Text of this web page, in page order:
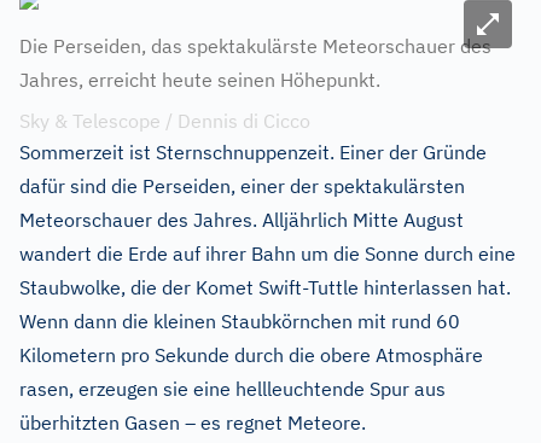
Bild
Die Perseiden, das spektakulärste Meteorschauer des
Jahres, erreicht heute seinen Höhepunkt.
Sky & Telescope / Dennis di Cicco
Sommerzeit ist Sternschnuppenzeit. Einer der Gründe
dafür sind die Perseiden, einer der spektakulärsten
Meteorschauer des Jahres. Alljährlich Mitte August
wandert die Erde auf ihrer Bahn um die Sonne durch eine
Staubwolke, die der Komet Swift-Tuttle hinterlassen hat.
Wenn dann die kleinen Staubkörnchen mit rund 60
Kilometern pro Sekunde durch die obere Atmosphäre
rasen, erzeugen sie eine hellleuchtende Spur aus
überhitzten Gasen – es regnet Meteore.